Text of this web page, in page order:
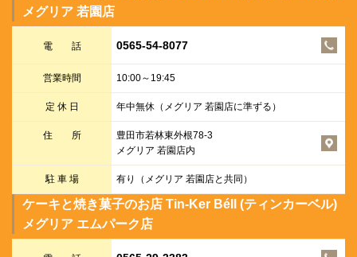
メグリア 若園店
電 話 0565-54-8077
営業時間 10:00～19:45
定 休 日 年中無休（メグリア 若園店に準ずる）
住 所
豊田市若林東外根78-3
メグリア 若園店内
駐 車 場 有り（メグリア 若園店と共同）
ケーキと焼き菓子のお店 Tin-Ker Béll (ティンカーベル)
メグリア エムパーク店